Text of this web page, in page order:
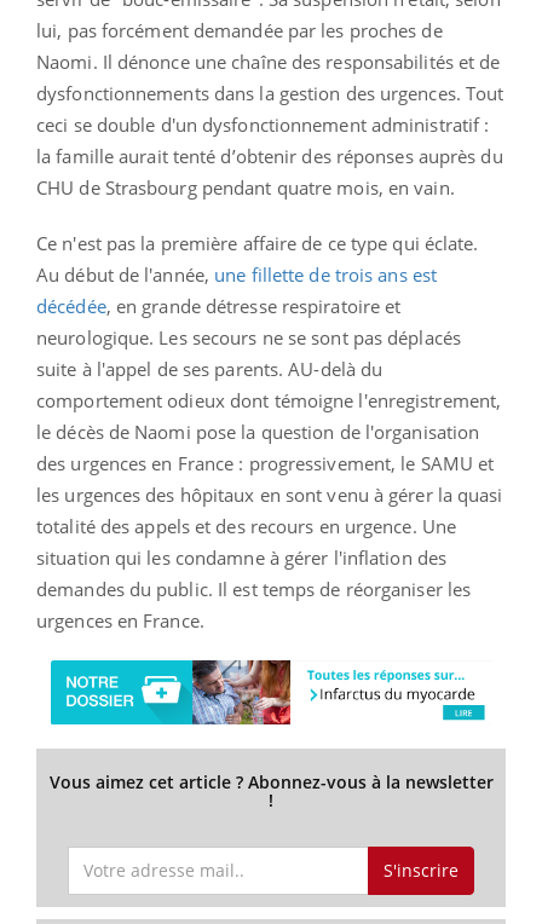
lui, pas forcément demandée par les proches de
Naomi. Il dénonce une chaîne des responsabilités et de
dysfonctionnements dans la gestion des urgences. Tout
ceci se double d'un dysfonctionnement administratif :
la famille aurait tenté d’obtenir des réponses auprès du
CHU de Strasbourg pendant quatre mois, en vain.
Ce n'est pas la première affaire de ce type qui éclate.
Au début de l'année, une fillette de trois ans est
décédée, en grande détresse respiratoire et
neurologique. Les secours ne se sont pas déplacés
suite à l'appel de ses parents. AU-delà du
comportement odieux dont témoigne l'enregistrement,
le décès de Naomi pose la question de l'organisation
des urgences en France : progressivement, le SAMU et
les urgences des hôpitaux en sont venu à gérer la quasi
totalité des appels et des recours en urgence. Une
situation qui les condamne à gérer l'inflation des
demandes du public. Il est temps de réorganiser les
urgences en France.
Vous aimez cet article ? Abonnez-vous à la newsletter
!
S'inscrire